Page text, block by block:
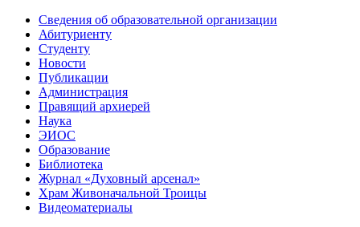
Сведения об образовательной организации
Абитуриенту
Студенту
Новости
Публикации
Администрация
Правящий архиерей
Наука
ЭИОС
Образование
Библиотека
Журнал «Духовный арсенал»
Храм Живоначальной Троицы
Видеоматериалы